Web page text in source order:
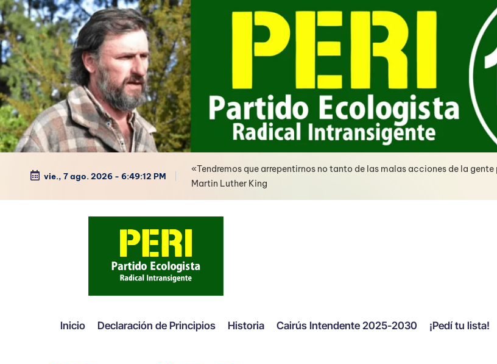
Saltar
al
contenido
vie., 7 ago. 2026 - 6:49:13 PM
«Tendremos que arrepentirnos no tanto de las malas acciones de la
Martin Luther King
Inicio Declaración de Principios Historia Cairús Intendente 2025-2030 ¡Pedí tu lista!